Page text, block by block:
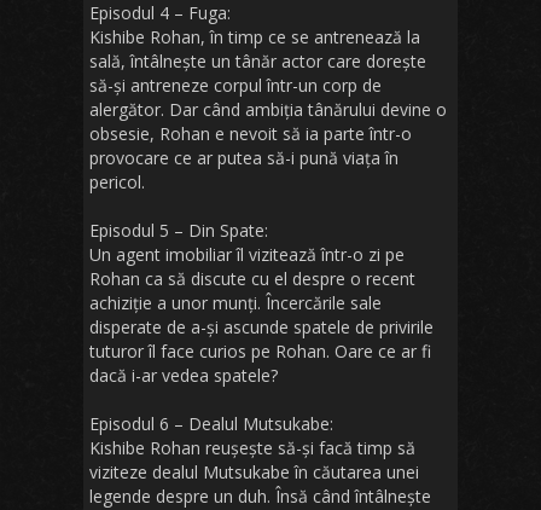
Episodul 4 – Fuga:
Kishibe Rohan, în timp ce se antrenează la
sală, întâlnește un tânăr actor care dorește
să-și antreneze corpul într-un corp de
alergător. Dar când ambiția tânărului devine o
obsesie, Rohan e nevoit să ia parte într-o
provocare ce ar putea să-i pună viața în
pericol.
Episodul 5 – Din Spate:
Un agent imobiliar îl vizitează într-o zi pe
Rohan ca să discute cu el despre o recent
achiziție a unor munți. Încercările sale
disperate de a-și ascunde spatele de privirile
tuturor îl face curios pe Rohan. Oare ce ar fi
dacă i-ar vedea spatele?
Episodul 6 – Dealul Mutsukabe:
Kishibe Rohan reușește să-și facă timp să
viziteze dealul Mutsukabe în căutarea unei
legende despre un duh. Însă când întâlnește